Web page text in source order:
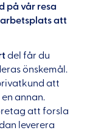
på vår resa
att
del får du
önskemål.
att
annan.
att forsla
leverera